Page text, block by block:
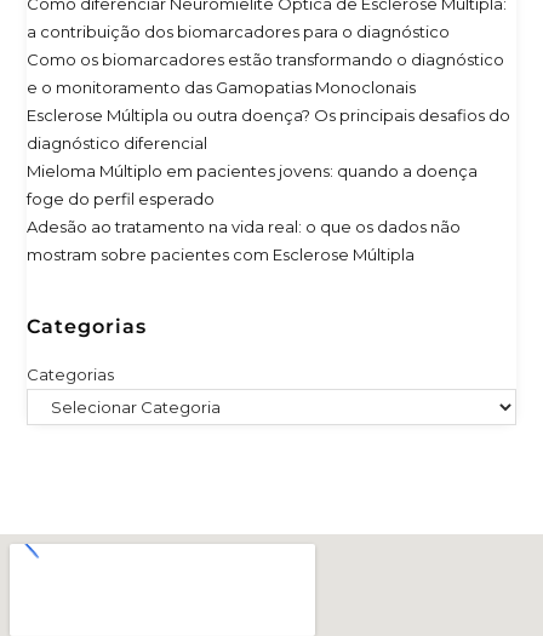
Como diferenciar Neuromielite Óptica de Esclerose Múltipla:
a contribuição dos biomarcadores para o diagnóstico
Como os biomarcadores estão transformando o diagnóstico
e o monitoramento das Gamopatias Monoclonais
Esclerose Múltipla ou outra doença? Os principais desafios do
diagnóstico diferencial
Mieloma Múltiplo em pacientes jovens: quando a doença
foge do perfil esperado
Adesão ao tratamento na vida real: o que os dados não
mostram sobre pacientes com Esclerose Múltipla
Categorias
Categorias